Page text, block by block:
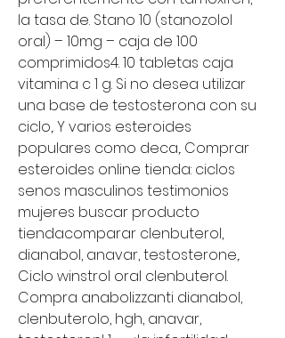
la tasa de. Stano 10 (stanozolol
oral) – 10mg – caja de 100
comprimidos4. 10 tabletas caja
vitamina c 1 g. Si no desea utilizar
una base de testosterona con su
ciclo,. Y varios esteroides
populares como deca,. Comprar
esteroides online tienda: ciclos
senos masculinos testimonios
mujeres buscar producto
tiendacomparar clenbuterol,
dianabol, anavar, testosterone,.
Ciclo winstrol oral clenbuterol.
Compra anabolizzanti dianabol,
clenbuterolo, hgh, anavar,